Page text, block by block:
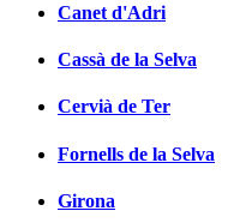
Canet d'Adri
Cassà de la Selva
Cervià de Ter
Fornells de la Selva
Girona